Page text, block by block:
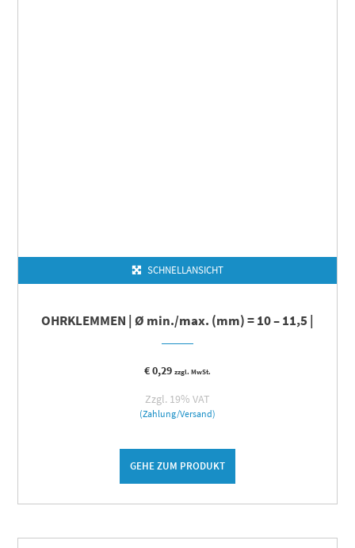
SCHNELLANSICHT
OHRKLEMMEN | Ø min./max. (mm) = 10 – 11,5 |
€0,29 zzgl. MwSt.
Zzgl. 19% VAT
(Zahlung/Versand)
GEHE ZUM PRODUKT